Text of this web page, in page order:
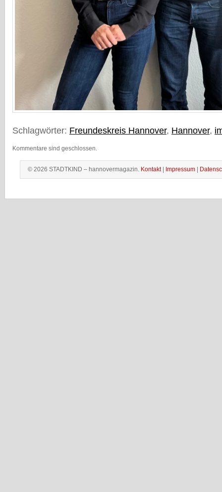
Schlagwörter: Freundeskreis Hannover, Hannover,
Kommentare sind geschlossen.
© 2026 STADTKIND – hannovermagazin. Kontakt| Impressum |